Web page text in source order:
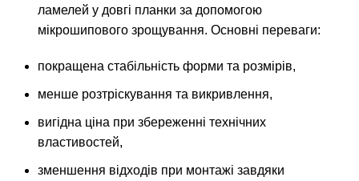
ламелей у довгі планки за допомогою
мікрошипового зрощування. Основні переваги:
покращена стабільність форми та розмірів,
менше розтріскування та викривлення,
вигідна ціна при збереженні технічних
властивостей,
зменшення відходів при монтажі завдяки